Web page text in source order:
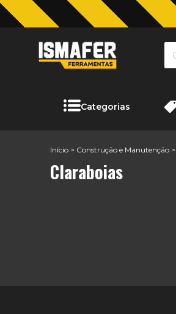
Categorias
Início > Construção e Manutenção >
Claraboias